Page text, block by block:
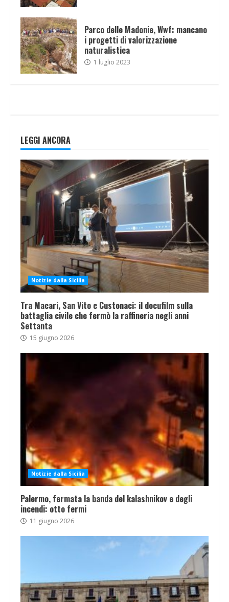
Parco delle Madonie, Wwf: mancano
i progetti di valorizzazione
naturalistica
1 luglio 2023
LEGGI ANCORA
Notizie dalla Sicilia
Tra Macari, San Vito e Custonaci: il docufilm sulla
battaglia civile che fermò la raffineria negli anni
Settanta
15 giugno 2026
Notizie dalla Sicilia
Palermo, fermata la banda del kalashnikov e degli
incendi: otto fermi
11 giugno 2026